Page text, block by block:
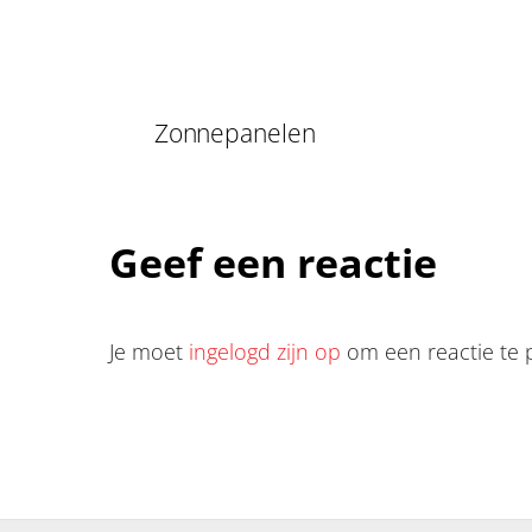
Zonnepanelen
Geef een reactie
Je moet ingelogd zijn op om een reactie te